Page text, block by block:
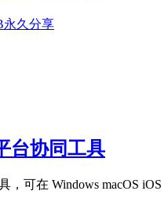
永久分享
台协同工具
可在 Windows macOS iOS